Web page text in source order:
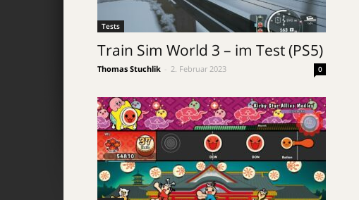
Tests
Train Sim World 3 – im Test (PS5)
Thomas Stuchlik 2. Februar 2023 0